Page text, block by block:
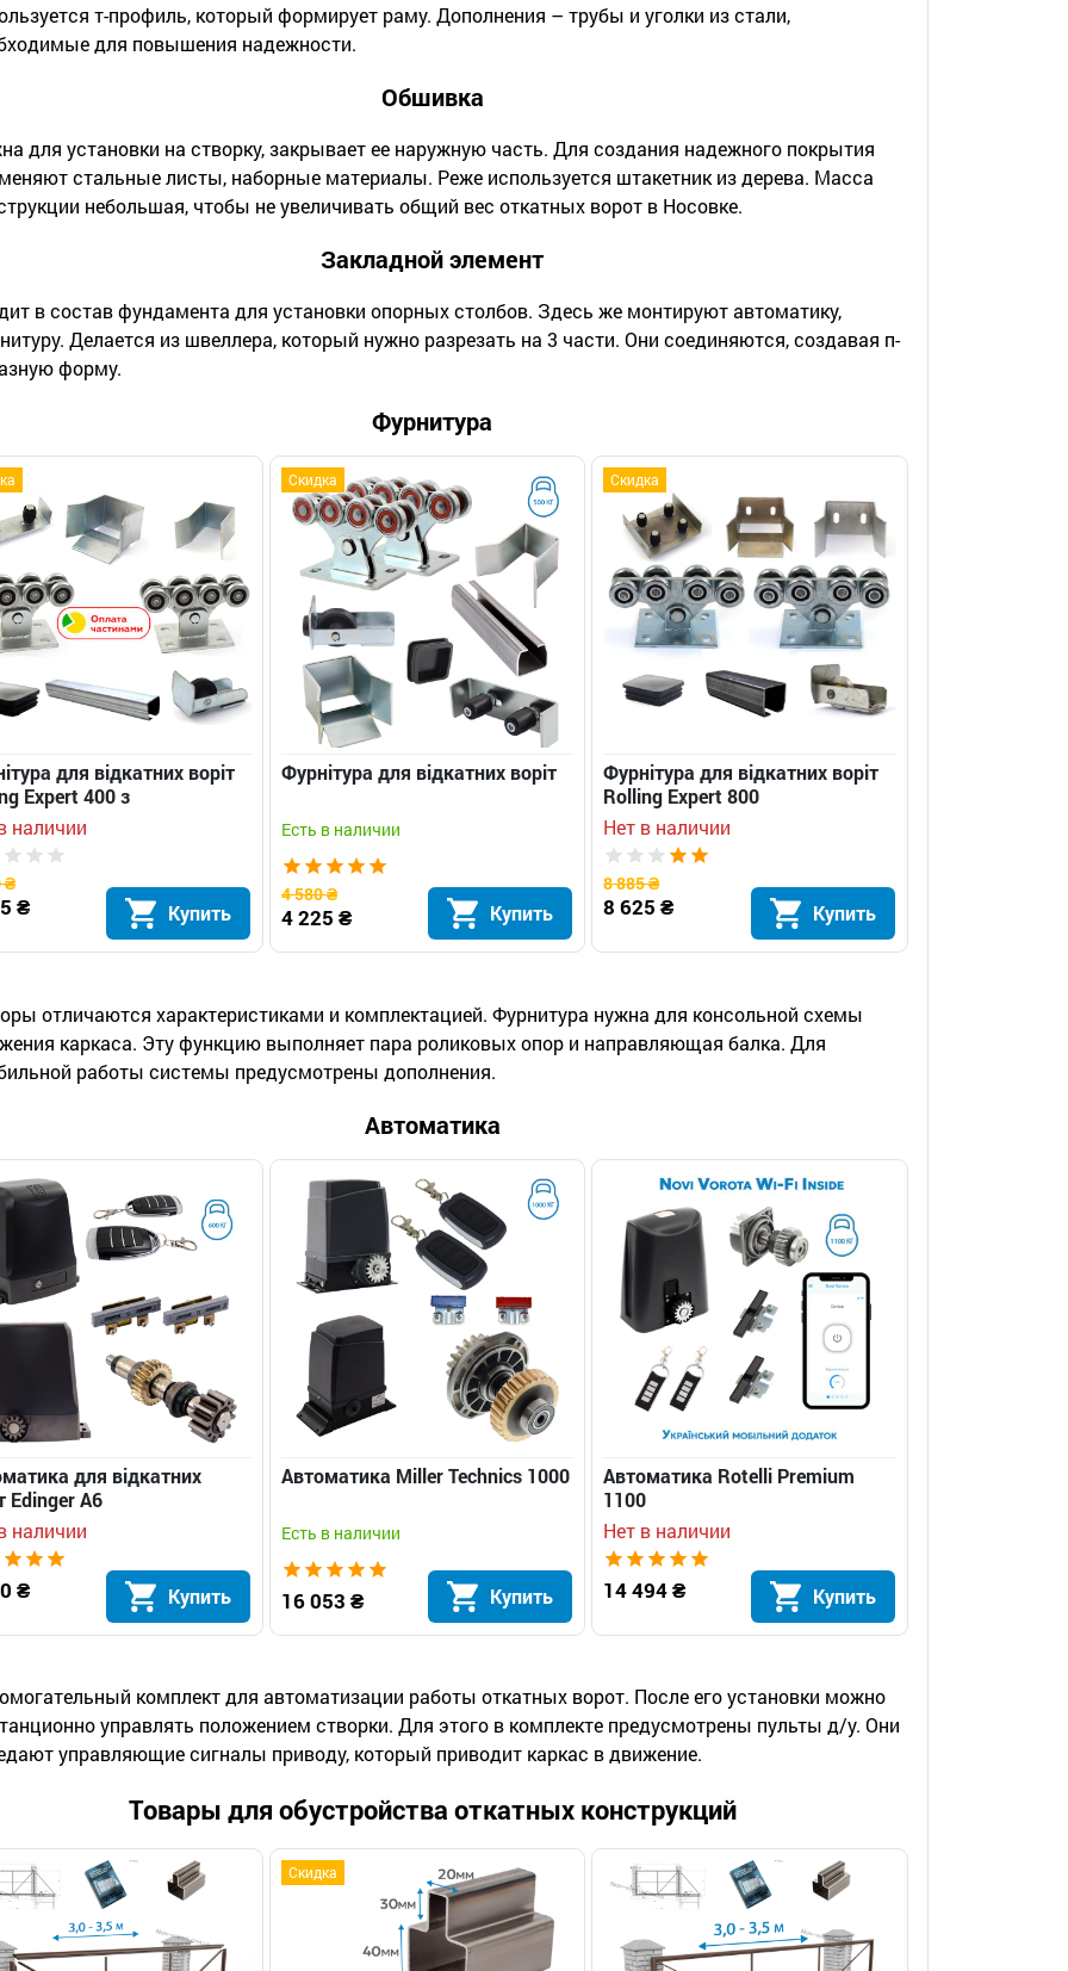
т-профиль, который формирует раму. Дополнения – трубы и уголки из стали,
для повышения надежности.
Обшивка
для установки на створку, закрывает ее наружную часть. Для создания надежного покрытия
стальные листы, наборные материалы. Реже используется штакетник из дерева. Масса
небольшая, чтобы не увеличивать общий вес откатных ворот в Носовке.
Закладной элемент
в состав фундамента для установки опорных столбов. Здесь же монтируют автоматику,
Делается из швеллера, который нужно разрезать на 3 части. Они соединяются, создавая п-
форму.
Фурнитура
для відкатних воріт
Expert 400 з
довжиною 5 м
наличии
₴
₴ Купить
Скидка
Фурнітура для відкатних воріт
Есть в наличии
4 580 ₴
4 225 ₴ Купить
Скидка
Фурнітура для відкатних воріт
Rolling Expert 800
Нет в наличии
8 885 ₴
8 625 ₴ Купить
отличаются характеристиками и комплектацией. Фурнитура нужна для консольной схемы
каркаса. Эту функцию выполняет пара роликовых опор и направляющая балка. Для
работы системы предусмотрены дополнения.
Автоматика
для відкатних
Edinger A6
наличии
₴ Купить
Автоматика Miller Technics 1000
Есть в наличии
16 053 ₴ Купить
Автоматика Rotelli Premium
1100
Нет в наличии
14 494 ₴ Купить
комплект для автоматизации работы откатных ворот. После его установки можно
управлять положением створки. Для этого в комплекте предусмотрены пульты д/у. Они
управляющие сигналы приводу, который приводит каркас в движение.
Товары для обустройства откатных конструкций
Скидка